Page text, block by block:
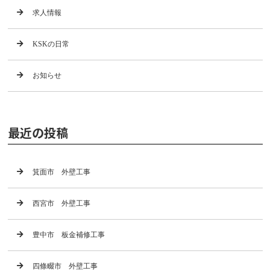
求人情報
KSKの日常
お知らせ
最近の投稿
箕面市 外壁工事
西宮市 外壁工事
豊中市 板金補修工事
四條畷市 外壁工事